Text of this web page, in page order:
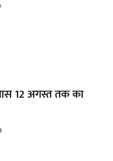
12 अगस्त तक का